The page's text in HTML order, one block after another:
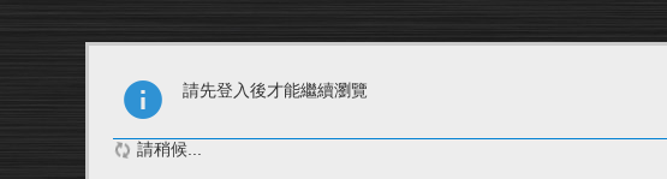
請先登入後才能繼續瀏覽
請稍候...